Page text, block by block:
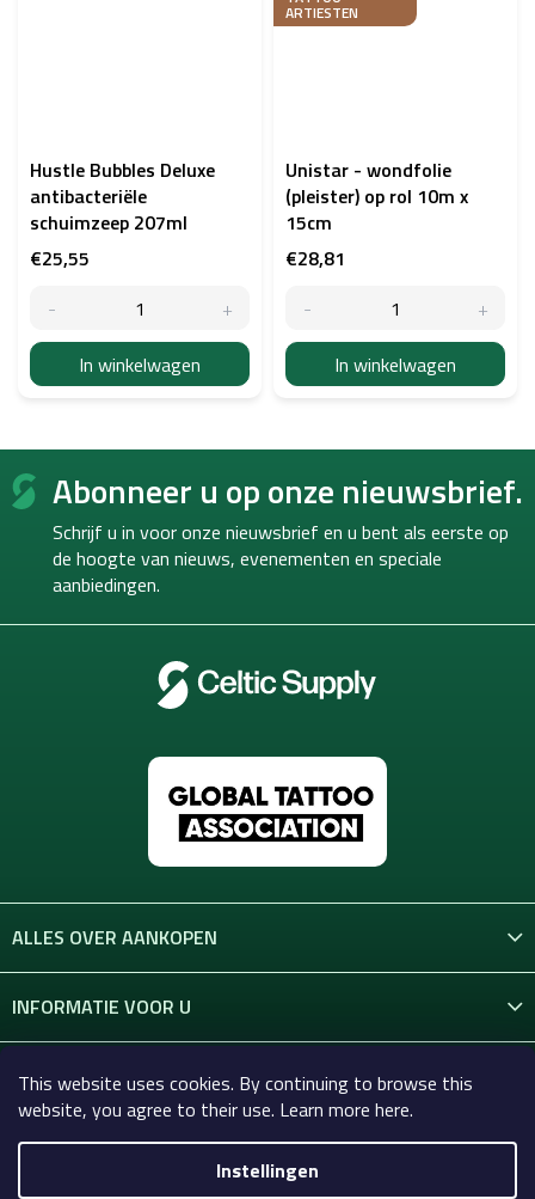
This website uses cookies. By continuing to browse this
website, you agree to their use. Learn more here.
Instellingen
Hustle Bubbles Deluxe
antibacteriële
schuimzeep 207ml
€25,55
In winkelwagen
ARTIESTEN
Unistar - wondfolie
(pleister) op rol 10m x
15cm
€28,81
In winkelwagen
F
Abonneer u op onze nieuwsbrief.
Schrijf u in voor onze nieuwsbrief en u bent als eerste op
de hoogte van nieuws, evenementen en speciale
aanbiedingen.
ALLES OVER AANKOPEN
INFORMATIE VOOR U
CONTACT